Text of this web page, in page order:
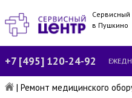
Сервисный
в Пушкино
+7 [495] 120-24-92
| Ремонт медицинского